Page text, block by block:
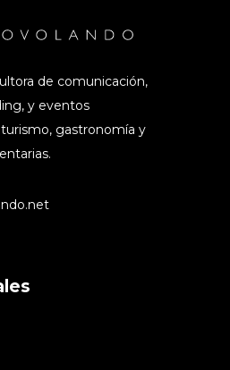
de comunicación,
y eventos
gastronomía y